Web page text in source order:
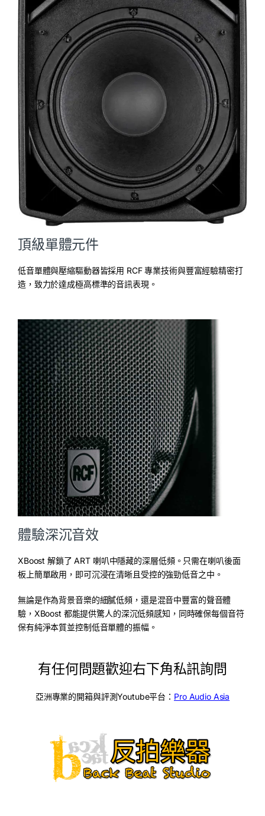
頂級單體元件
低音單體與壓縮驅動器皆採用 RCF 專業技術與豐富經驗精密打
造，致力於達成極高標準的音訊表現。
體驗深沉音效
XBoost 解鎖了 ART 喇叭中隱藏的深層低頻。只需在喇叭後面
板上簡單啟用，即可沉浸在清晰且受控的強勁低音之中。
無論是作為背景音樂的細膩低頻，還是混音中豐富的聲音體
驗，XBoost 都能提供驚人的深沉低頻感知，同時確保每個音符
保有純淨本質並控制低音單體的振幅。
有任何問題歡迎右下角私訊詢問
亞洲專業的開箱與評測Youtube平台： Pro Audio Asia